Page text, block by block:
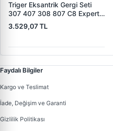
Triger Eksantrik Gergi Seti
307 407 308 807 C8 Expert
3 Jumpy 3 EW7A EW10A 1.8
16V 2.0 16 153 Dis(Dayco
KIT 591/1 HT | OEM 0831V6
3.529,07 TL
Faydalı Bilgiler
Kargo ve Teslimat
İade, Değişim ve Garanti
Gizlilik Politikası